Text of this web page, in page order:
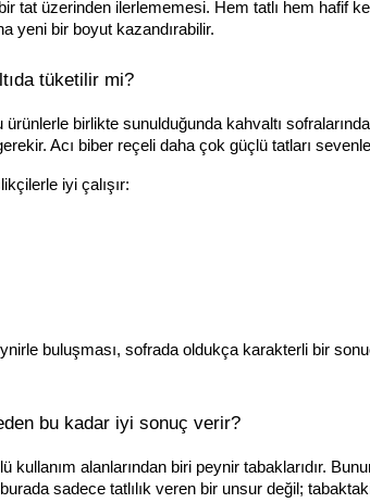
tat üzerinden ilerlememesi. Hem tatlı hem hafif
yeni bir boyut kazandırabilir.
tüketilir mi?
ürünlerle birlikte sunulduğunda kahvaltı
Acı biber reçeli daha çok güçlü tatları
iyi çalışır:
buluşması, sofrada oldukça karakterli bir
bu kadar iyi sonuç verir?
kullanım alanlarından biri peynir tabaklarıdır.
sadece tatlılık veren bir unsur değil;